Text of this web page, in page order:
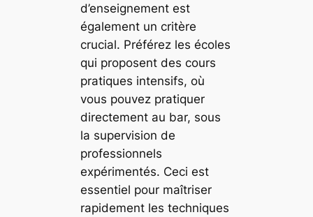
d’enseignement est
également un critère
crucial. Préférez les écoles
qui proposent des cours
pratiques intensifs, où
vous pouvez pratiquer
directement au bar, sous
la supervision de
professionnels
expérimentés. Ceci est
essentiel pour maîtriser
rapidement les techniques